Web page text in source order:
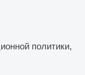
политики,